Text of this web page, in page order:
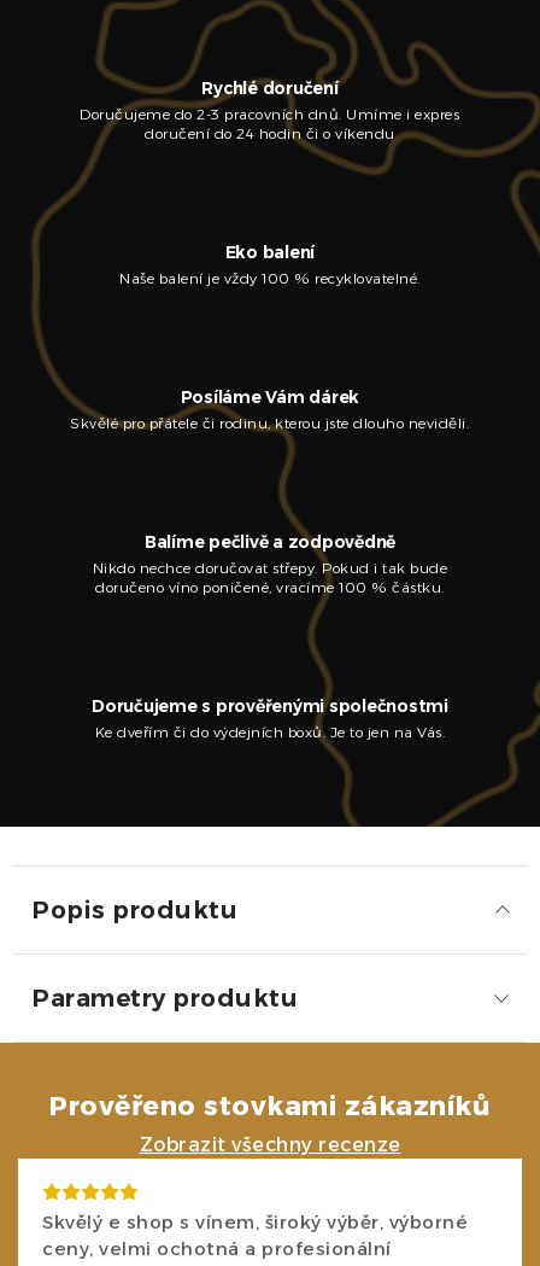
Rychlé doručení
Doručujeme do 2-3 pracovních dnů. Umíme i expres
doručení do 24 hodin či o víkendu
Eko balení
Naše balení je vždy 100 % recyklovatelné.
Posíláme Vám dárek
Skvělé pro přátele či rodinu, kterou jste dlouho neviděli.
Balíme pečlivě a zodpovědně
Nikdo nechce doručovat střepy. Pokud i tak bude
doručeno víno poničené, vracíme 100 % částku.
Doručujeme s prověřenými společnostmi
Ke dveřím či do výdejních boxů. Je to jen na Vás.
Popis produktu
Parametry produktu
Prověřeno stovkami zákazníků
Zobrazit všechny recenze
Skvělý e shop s vínem, široký výběr, výborné
ceny, velmi ochotná a profesionální